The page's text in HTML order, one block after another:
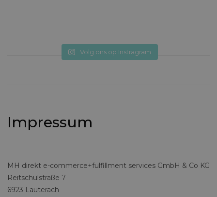
Volg ons op Instragram
Impressum
MH direkt e-commerce+fulfillment services GmbH & Co KG
Reitschulstraße 7
6923 Lauterach